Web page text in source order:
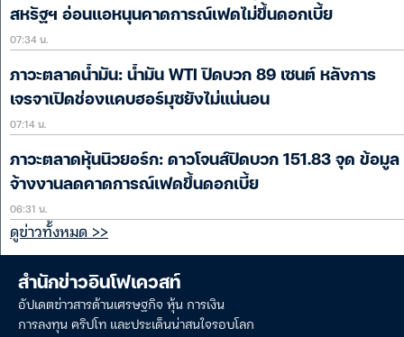
สหรัฐฯ อ่อนแอหนุนคาดการณ์เฟดไม่ขึ้นดอกเบี้ย
07:34 น.
ภาวะตลาดน้ำมัน: น้ำมัน WTI ปิดบวก 89 เซนต์ หลังการ
เจรจาเปิดช่องแคบฮอร์มุซยังไม่แน่นอน
07:14 น.
ภาวะตลาดหุ้นนิวยอร์ก: ดาวโจนส์ปิดบวก 151.83 จุด ข้อมูล
จ้างงานลดคาดการณ์เฟดขึ้นดอกเบี้ย
06:31 น.
ดูข่าวทั้งหมด >>
สำนักข่าวอินโฟเควสท์
อัปเดตข่าวสารด้านเศรษฐกิจ หุ้น การเงิน
การลงทุน คริปโท และประเด็นน่าสนใจรอบโลก